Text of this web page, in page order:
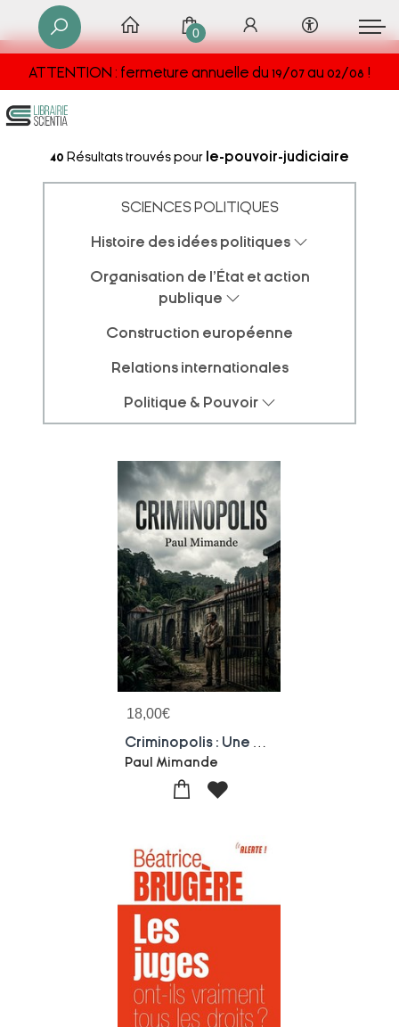
ATTENTION : fermeture annuelle du 19/07 au 02/08 !
0
40 Résultats trouvés pour le-pouvoir-judiciaire
SCIENCES POLITIQUES
Histoire des idées politiques
Organisation de l'État et action
publique
Construction européenne
Relations internationales
Politique & Pouvoir
18,00€
Paul Mimande